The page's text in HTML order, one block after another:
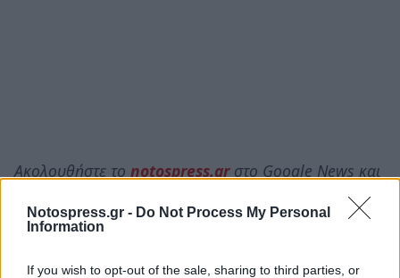
Notospress.gr - Do Not Process My Personal
Information
If you wish to opt-out of the sale, sharing to third parties, or
Ακολουθήστε το notospress.grστο Google News και
TAGS: ΣΦΕΛΑ ΜΕΣΣΗΝΙΑ ΤΥΡΙ
ΓΑΣΤΡΟΝΟΜΙΑ